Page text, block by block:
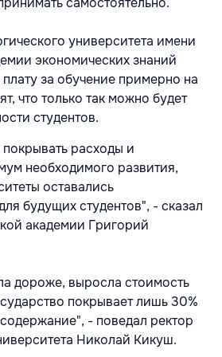
университета имени
экономических знаний
за обучение примерно на
что только так можно будет
студентов.
расходы и
необходимого развития,
оставались
будущих студентов", - сказал
академии Григорий
дороже, выросла стоимость
покрывает лишь 30%
- поведал ректор
Николай Кикуш.